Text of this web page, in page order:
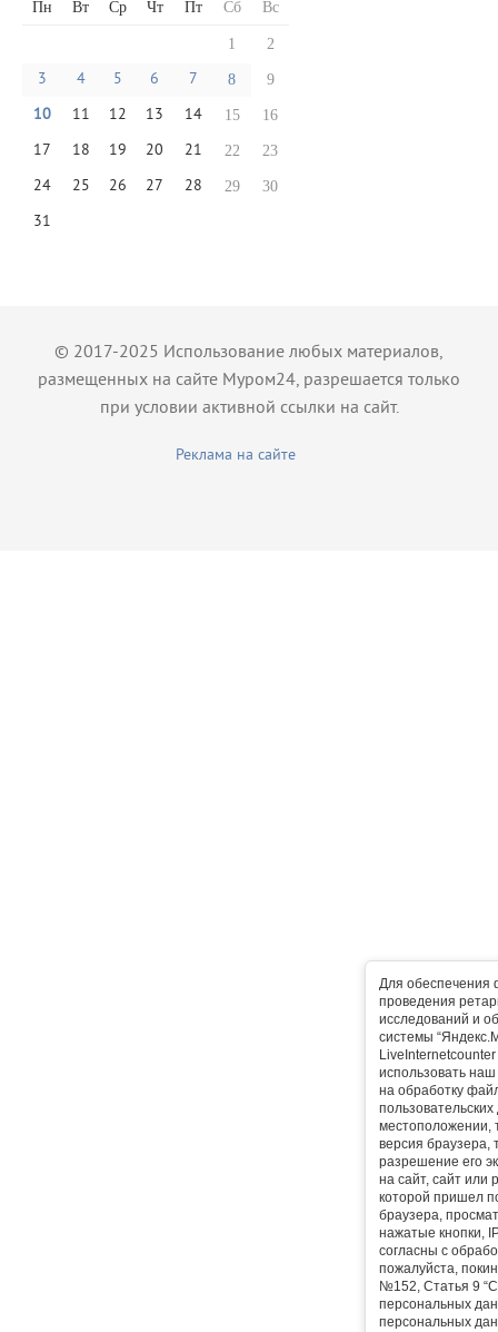
Для обеспечения
проведения
исследований и
системы
использовать
на обработку
местоположении,
версия браузера,
разрешение его
на сайт, сайт или
которой пришел
браузера,
нажатые кнопки,
согласны с
пожалуйста,
№152, Статья 9
персональных
персональных
Пн Вт Ср Чт Пт Сб Вс
1 2
3 4 5 6 7 8 9
10 11 12 13 14 15 16
17 18 19 20 21 22 23
24 25 26 27 28 29 30
31
© 2017-2025 Использование любых материалов,
размещенных на сайте Муром24, разрешается только
при условии активной ссылки на сайт.
Реклама на сайте